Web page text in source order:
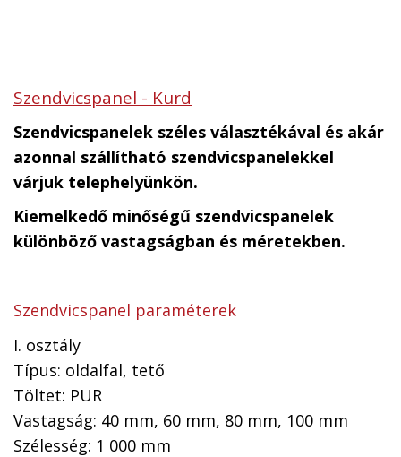
Szendvicspanel - Kurd
Szendvicspanelek széles választékával és akár
azonnal szállítható szendvicspanelekkel
várjuk telephelyünkön.
Kiemelkedő minőségű szendvicspanelek
különböző vastagságban és méretekben.
Szendvicspanel paraméterek
I. osztály
Típus: oldalfal, tető
Töltet: PUR
Vastagság: 40 mm, 60 mm, 80 mm, 100 mm
Szélesség: 1 000 mm